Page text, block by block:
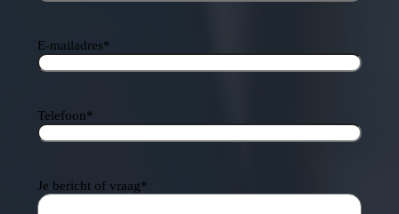
E-mailadres*
Telefoon*
Je bericht of vraag*